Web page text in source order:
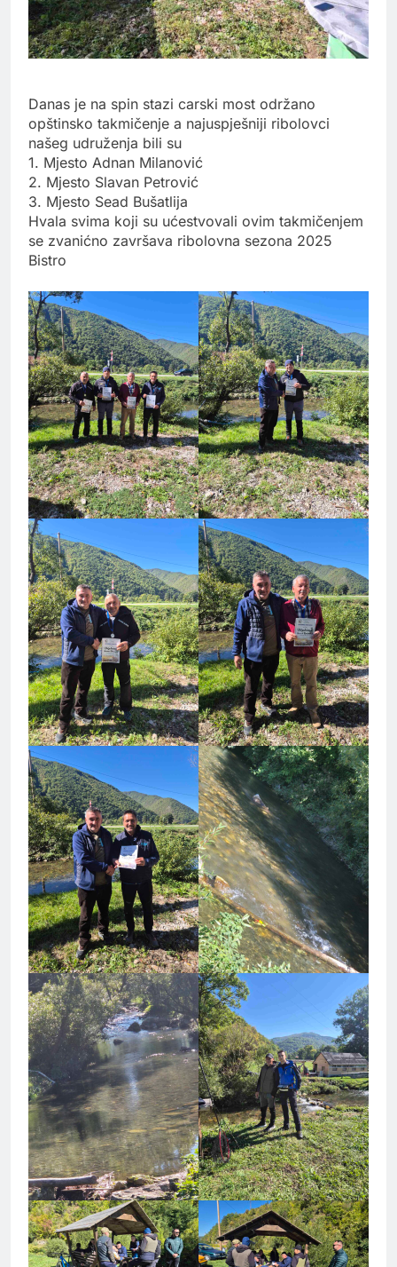
Danas je na spin stazi carski most održano
opštinsko takmičenje a najuspješniji ribolovci
našeg udruženja bili su
1. Mjesto Adnan Milanović
2. Mjesto Slavan Petrović
3. Mjesto Sead Bušatlija
Hvala svima koji su ućestvovali ovim takmičenjem
se zvanićno završava ribolovna sezona 2025
Bistro